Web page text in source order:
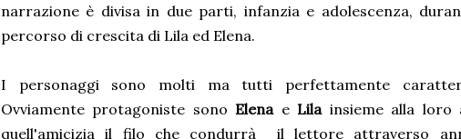
narrazione è divisa in due parti, infanzia e adolescenza,
percorso di crescita di Lila ed Elena.
I personaggi sono molti ma tutti perfettamente
Ovviamente protagoniste sonoElena eLila insieme alla loro
quell'amicizia il filo che condurrà il lettore attraverso